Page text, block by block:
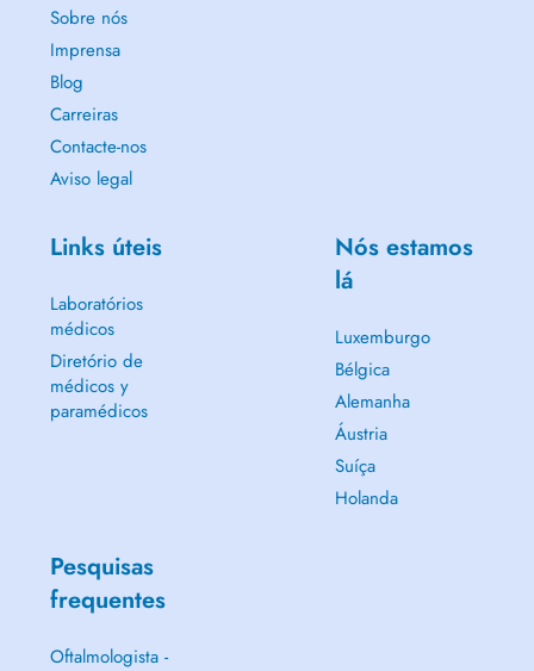
Sobre nós
Imprensa
Blog
Carreiras
Contacte-nos
Aviso legal
Links úteis
Laboratórios
médicos
Diretório de
médicos y
paramédicos
Nós estamos
lá
Luxemburgo
Bélgica
Alemanha
Áustria
Suíça
Holanda
Pesquisas
frequentes
Oftalmologista -